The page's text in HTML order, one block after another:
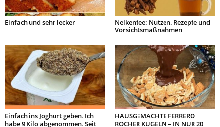
Einfach und sehr lecker
Nelkentee: Nutzen, Rezepte und
Vorsichtsmaßnahmen
Einfach ins Joghurt geben. Ich
habe 9 Kilo abgenommen. Seit
HAUSGEMACHTE FERRERO
ROCHER KUGELN – IN NUR 20